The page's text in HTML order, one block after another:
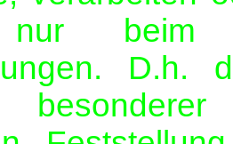
nur beim
D.h.